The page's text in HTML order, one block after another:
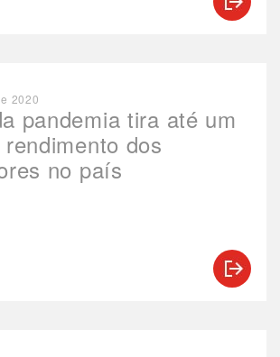
pandemia tira até um
dos
no país
2020